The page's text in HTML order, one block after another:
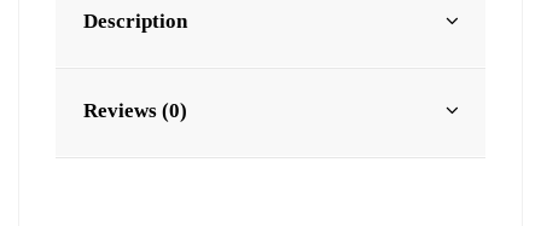
Description
Reviews (0)